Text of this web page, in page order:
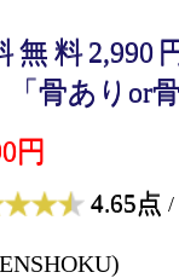
無料2,990
「骨ありor
円
4.65点 /